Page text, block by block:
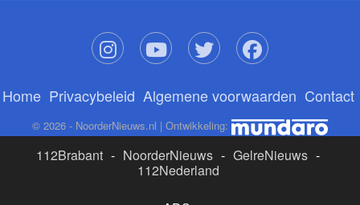
Home Privacybeleid Algemene voorwaarden Contact
© 2026 - NoorderNieuws.nl | Ontwikkeling:
112Brabant - NoorderNieuws - GelreNieuws -
112Nederland